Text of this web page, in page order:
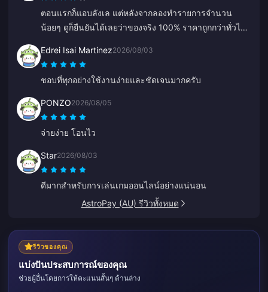
ตอนแรกก็แอบลังเล แต่หลังจากลองทำรายการจำนวน
น้อยๆ ดูก็ยืนยันได้เลยว่าของจริง 100% ราคาถูกกว่าทั่วไป
แบบนี้ ที่นี่จะเป็นร้านประจำของฉันแน่นอน
Edrei Isai Martinez2026/08/03
ชอบที่ทุกอย่างใช้งานง่ายและชัดเจนมากครับ
PONZO2026/08/05
จ่ายง่าย โอนไว
Star2026/08/03
ดีมากสำหรับการเล่นเกมออนไลน์อย่างแน่นอน
AstroPay (AU) รีวิวทั้งหมด
รีวิวของคุณ
แบ่งปันประสบการณ์ของคุณ
ช่วยผู้อื่นโดยการให้คะแนนสั้นๆ ด้านล่าง